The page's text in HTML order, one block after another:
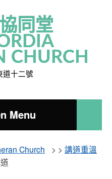
同堂
CHURCH
道十二號
Menu
Church > > 講道重溫